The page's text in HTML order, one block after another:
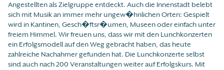
Angestellten als Zielgruppe entdeckt. Auch die Innenstadt belebt
sich mit Musik an immer mehr ungew�hnlichen Orten: Gespielt
wird in Kantinen, Gesch�ftsr�umen, Museen oder einfach unter
freiem Himmel. Wir freuen uns, dass wir mit den Lunchkonzerten
ein Erfolgsmodell auf den Weg gebracht haben, das heute
zahlreiche Nachahmer gefunden hat. Die Lunchkonzerte selbst
sind auch nach 200 Veranstaltungen weiter auf Erfolgskurs. Mit